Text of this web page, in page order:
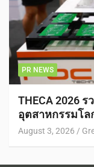
PR NEWS
THECA 2026
อุตสาหกรรมโล
August 3, 2026